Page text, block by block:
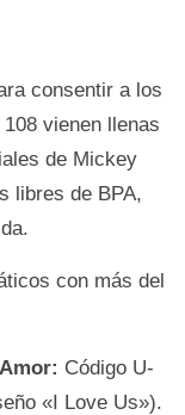
consentir a los
vienen llenas
de Mickey
libres de BPA,
con más del
Código U-
«I Love Us»).